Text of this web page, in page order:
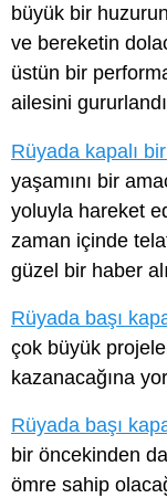
büyük bir
ve bereketin
üstün bir
ailesini
Rüyada kapalı
yaşamını bir
yoluyla hareket
zaman içinde
güzel bir haber
Rüyada başı
çok büyük
kazanacağına
Rüyada başı
bir öncekinden
ömre sahip